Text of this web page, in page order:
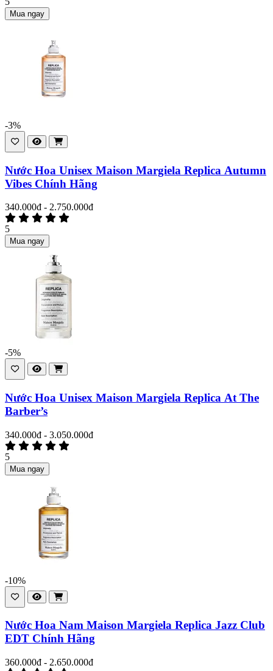
Mua ngay
-3%
Nước Hoa Unisex Maison Margiela Replica Autumn
Vibes Chính Hãng
340.000đ - 2.750.000đ
5
Mua ngay
-5%
Nước Hoa Unisex Maison Margiela Replica At The
Barber’s
340.000đ - 3.050.000đ
5
Mua ngay
-10%
Nước Hoa Nam Maison Margiela Replica Jazz Club
EDT Chính Hãng
360.000đ - 2.650.000đ